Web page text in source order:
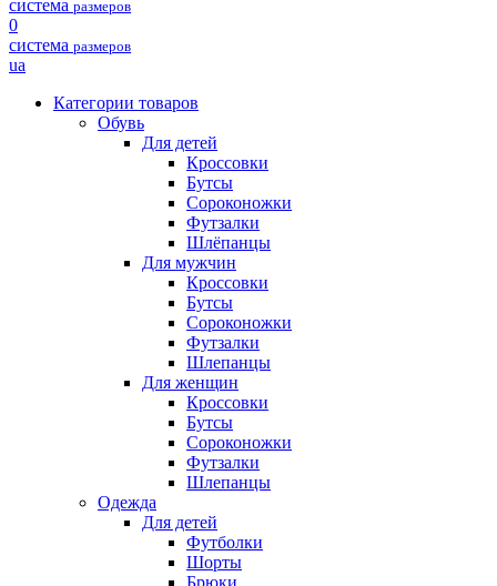
система размеров
0
система размеров
ua
Категории товаров
Обувь
Для детей
Кроссовки
Бутсы
Сороконожки
Футзалки
Шлёпанцы
Для мужчин
Кроссовки
Бутсы
Сороконожки
Футзалки
Шлепанцы
Для женщин
Кроссовки
Бутсы
Сороконожки
Футзалки
Шлепанцы
Одежда
Для детей
Футболки
Шорты
Брюки